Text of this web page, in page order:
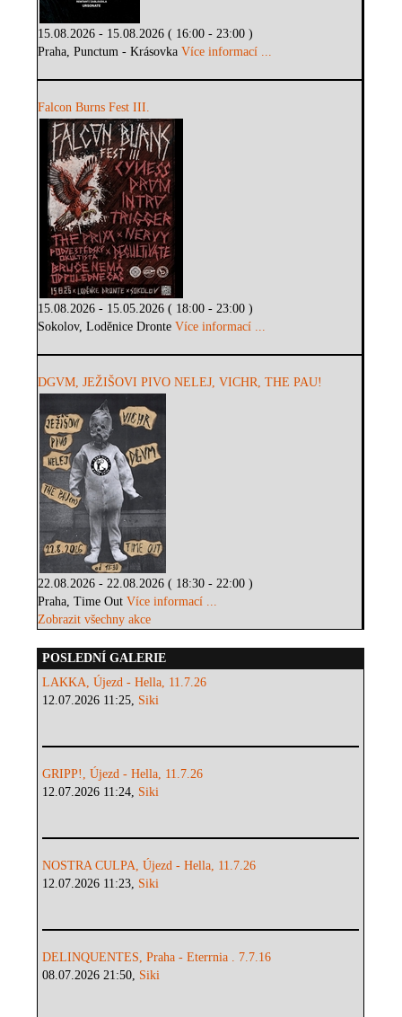
15.08.2026 - 15.08.2026 ( 16:00 - 23:00 )
Praha, Punctum - KrásovkaVíce informací ...
Falcon Burns Fest III.
15.08.2026 - 15.05.2026 ( 18:00 - 23:00 )
Sokolov, Loděnice DronteVíce informací ...
DGVM, JEŽIŠOVI PIVO NELEJ, VICHR, THE PAU!
22.08.2026 - 22.08.2026 ( 18:30 - 22:00 )
Praha, Time OutVíce informací ...
Zobrazit všechny akce
POSLEDNÍ GALERIE
LAKKA, Újezd - Hella, 11.7.26
12.07.2026 11:25, Siki
GRIPP!, Újezd - Hella, 11.7.26
12.07.2026 11:24, Siki
NOSTRA CULPA, Újezd - Hella, 11.7.26
12.07.2026 11:23, Siki
DELINQUENTES, Praha - Eterrnia . 7.7.16
08.07.2026 21:50, Siki